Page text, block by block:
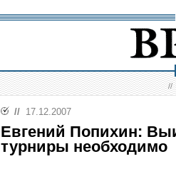
//
// 17.12.2007
Евгений Попихин:
турниры необходимо